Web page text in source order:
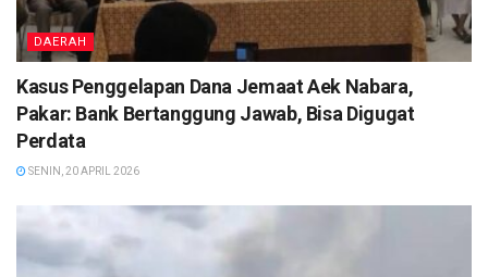
DAERAH
Kasus Penggelapan Dana Jemaat Aek Nabara,
Pakar: Bank Bertanggung Jawab, Bisa Digugat
Perdata
SENIN, 20 APRIL 2026